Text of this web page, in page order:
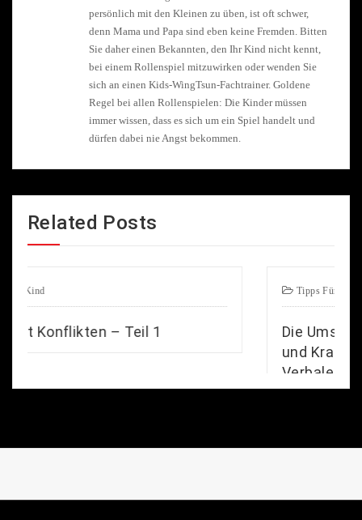
persönlich mit den Kleinen zu üben, ist oft schwer,
denn Mama und Papa sind eben keine Fremden. Bitten
Sie daher einen Bekannten, den Ihr Kind nicht kennt,
bei einem Rollenspiel mitzuwirken oder wenden Sie
sich an einen Kids-WingTsun-Fachtrainer. Goldene
Regel bei allen Rollenspielen: Die Kinder müssen
immer wissen, dass es sich um ein Spiel handelt und
dürfen dabei nie Angst bekommen.
Related Posts
Die Umsetzung der vier
und Kraftsätze vom Körperlichen